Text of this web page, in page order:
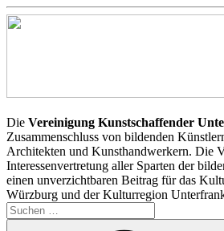
Die Vereinigung Kunstschaffender
Zusammenschluss von bildenden
Architekten und Kunsthandwerkern. Die
Interessenvertretung aller Sparten der
einen unverzichtbaren Beitrag für das
Würzburg und der Kulturregion
Suchen
nach: